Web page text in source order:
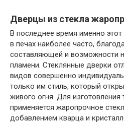
Дверцы из стекла
В последнее время именно этот
в печах наиболее часто,
составляющей и возможности
пламени. Стеклянные дверки
видов совершенно
только им стиль, который
живого огня. Для
применяется жаропрочное
добавлением кварца и